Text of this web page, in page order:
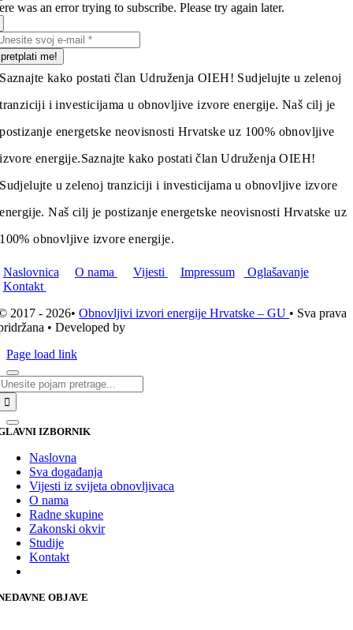
was an error trying to subscribe. Please try again later.
pretplati me!
Saznajte kako postati član Udruženja OIEH! Sudjelujte u zelenoj
tranziciji i investicijama u obnovljive izvore energije. Naš cilj je
postizanje energetske neovisnosti Hrvatske uz 100% obnovljive
izvore energije.Saznajte kako postati član Udruženja OIEH!
Sudjelujte u zelenoj tranziciji i investicijama u obnovljive izvore
energije. Naš cilj je postizanje energetske neovisnosti Hrvatske uz
100% obnovljive izvore energije.
Naslovnica O nama Vijesti Impressum
Oglašavanje
Kontakt
2017 - 2026•Obnovljivi izvori energije Hrvatske – GU • Sva prava
• Developed by
Page load link
IZBORNIK
Naslovna
Sva događanja
Vijesti iz svijeta obnovljivaca
O nama
Radne skupine
Zakonski okvir
Studije
Kontakt
OBJAVE